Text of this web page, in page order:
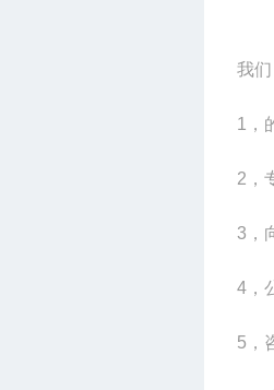
我
1，
2，
3，
4，
5，